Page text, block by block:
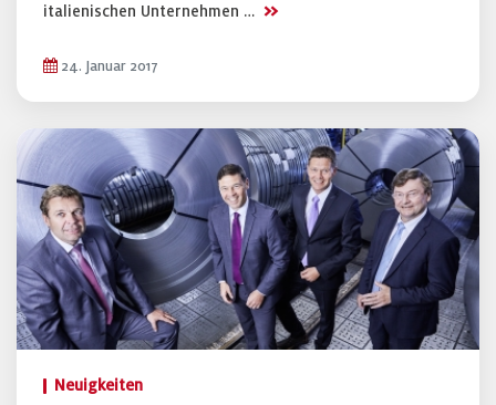
italienischen Unternehmen … >>
24. Januar 2017
Neuigkeiten